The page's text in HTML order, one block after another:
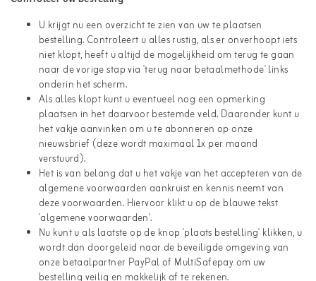
U krijgt nu een overzicht te zien van uw te plaatsen
bestelling. Controleert u alles rustig, als er onverhoopt iets
niet klopt, heeft u altijd de mogelijkheid om terug te gaan
naar de vorige stap via 'terug naar betaalmethode' links
onderin het scherm.
Als alles klopt kunt u eventueel nog een opmerking
plaatsen in het daarvoor bestemde veld. Daaronder kunt u
het vakje aanvinken om u te abonneren op onze
nieuwsbrief (deze wordt maximaal 1x per maand
verstuurd).
Het is van belang dat u het vakje van het accepteren van de
algemene voorwaarden aankruist en kennis neemt van
deze voorwaarden. Hiervoor klikt u op de blauwe tekst
'algemene voorwaarden'.
Nu kunt u als laatste op de knop 'plaats bestelling' klikken, u
wordt dan doorgeleid naar de beveiligde omgeving van
onze betaalpartner PayPal of MultiSafepay om uw